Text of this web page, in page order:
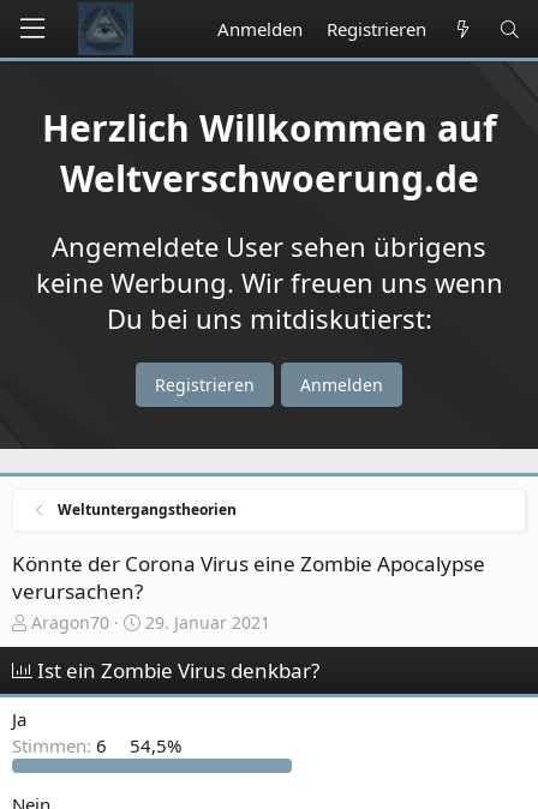
Anmelden Registrieren
Herzlich Willkommen auf
Weltverschwoerung.de
Angemeldete User sehen übrigens
keine Werbung. Wir freuen uns wenn
Du bei uns mitdiskutierst:
Registrieren Anmelden
Weltuntergangstheorien
Könnte der Corona Virus eine Zombie Apocalypse
verursachen?
E
r
s
t
l
l
e
r
Aragon70
E
r
s
t
l
l
t
29. Januar 2021
Ist ein Zombie Virus denkbar?
Ja
Stimmen: 6 54,5%